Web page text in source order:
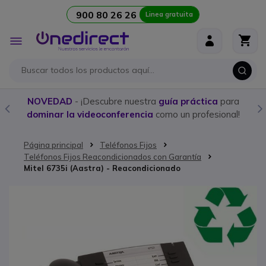
900 80 26 26 Linea gratuita
Toggle
Nav
NOVEDAD - ¡Descubre nuestra guía práctica para
dominar la videoconferencia como un profesional!
Página principal
Teléfonos Fijos
Teléfonos Fijos Reacondicionados con Garantía
Mitel 6735i (Aastra) - Reacondicionado